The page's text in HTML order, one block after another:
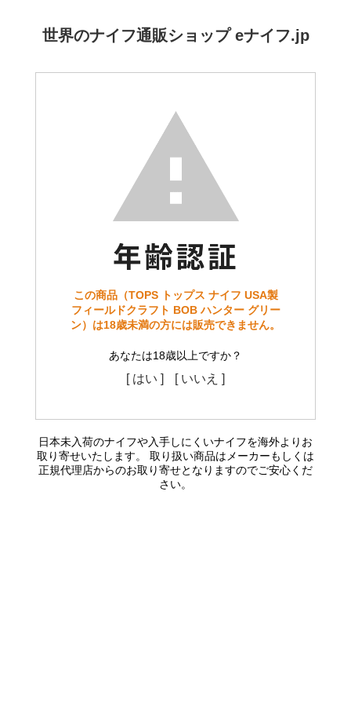
世界のナイフ通販ショップ eナイフ.jp
この商品（TOPS トップス ナイフ USA製
フィールドクラフト BOB ハンター グリー
ン）は18歳未満の方には販売できません。
あなたは18歳以上ですか？
[ はい ] [ いいえ ]
日本未入荷のナイフや入手しにくいナイフを海外よりお
取り寄せいたします。 取り扱い商品はメーカーもしくは
正規代理店からのお取り寄せとなりますのでご安心くだ
さい。